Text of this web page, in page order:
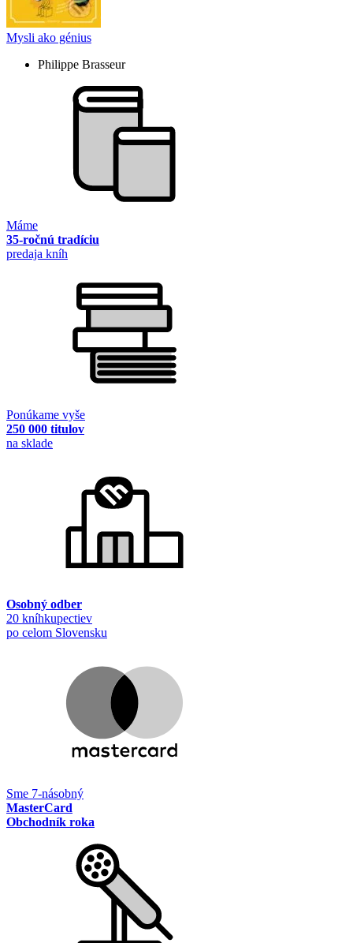
Mysli ako génius
Philippe Brasseur
Máme
35-ročnú tradíciu
predaja kníh
Ponúkame vyše
250 000 titulov
na sklade
Osobný odber
20 kníhkupectiev
po celom Slovensku
Sme 7-násobný
MasterCard
Obchodník roka